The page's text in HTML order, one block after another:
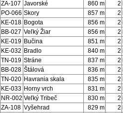
ZA-107 Javorské 860 m 2
PO-066 Skory 857 m 2
KE-018 Bogota 856 m 2
BB-027 Veľký Žiar 856 m 2
KE-019 Bučina 851 m 2
KE-032 Bradlo 840 m 2
TN-019 Stráne 837 m 2
BB-028 Štálová 836 m 2
TN-020 Havrania skala 835 m 2
KE-033 Horny vrch 831 m 2
NR-002 Veľký Tribeč 830 m 2
ZA-108 Vyšehrad 829 m 2